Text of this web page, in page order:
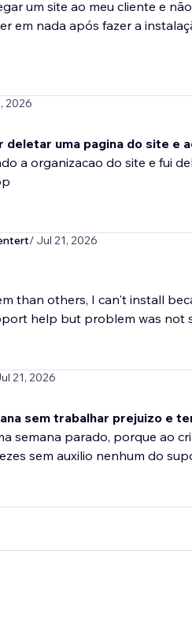
um site ao meu cliente e
em nada após fazer a
2026
deletar uma pagina do site e
a organizacao do site e fui
/ Jul 21, 2026
than others, I can't install
help but problem was not
21, 2026
sem trabalhar prejuizo e
semana parado, porque ao
sem auxilio nenhum do